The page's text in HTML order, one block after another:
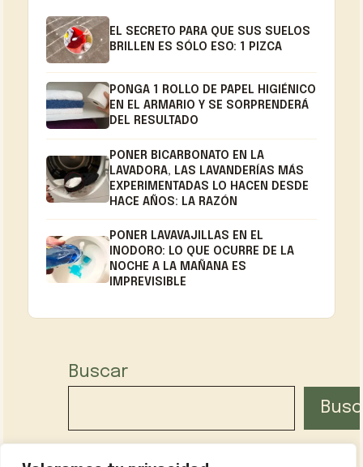
EL SECRETO PARA QUE SUS SUELOS
BRILLEN ES SÓLO ESO: 1 PIZCA
PONGA 1 ROLLO DE PAPEL HIGIÉNICO
EN EL ARMARIO Y SE SORPRENDERÁ
DEL RESULTADO
PONER BICARBONATO EN LA
LAVADORA, LAS LAVANDERÍAS MÁS
EXPERIMENTADAS LO HACEN DESDE
HACE AÑOS: LA RAZÓN
PONER LAVAVAJILLAS EN EL
INODORO: LO QUE OCURRE DE LA
NOCHE A LA MAÑANA ES
IMPREVISIBLE
Buscar